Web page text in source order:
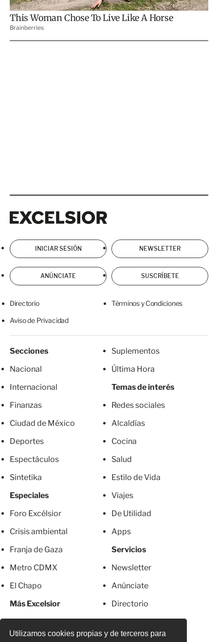
Utilizamos cookies propias y de terceros para
INICIAR SESIÓN NEWSLETTER
ANÚNCIATE SUSCRÍBETE
Directorio Términos y Condiciones
Aviso de Privacidad
Secciones
Nacional
Internacional
Finanzas
Ciudad de México
Deportes
Espectáculos
Sintetika
Especiales
Foro Excélsior
Crisis ambiental
Franja de Gaza
Metro CDMX
El Chapo
Más Excelsior
Suplementos
Última Hora
Temas de interés
Redes sociales
Alcaldías
Cocina
Salud
Estilo de Vida
Viajes
De Utilidad
Apps
Servicios
Newsletter
Anúnciate
Directorio